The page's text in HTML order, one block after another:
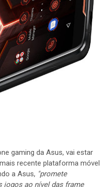
gaming da Asus, vai estar
recente plataforma móvel
a Asus, "promete
jogos ao nível das frame